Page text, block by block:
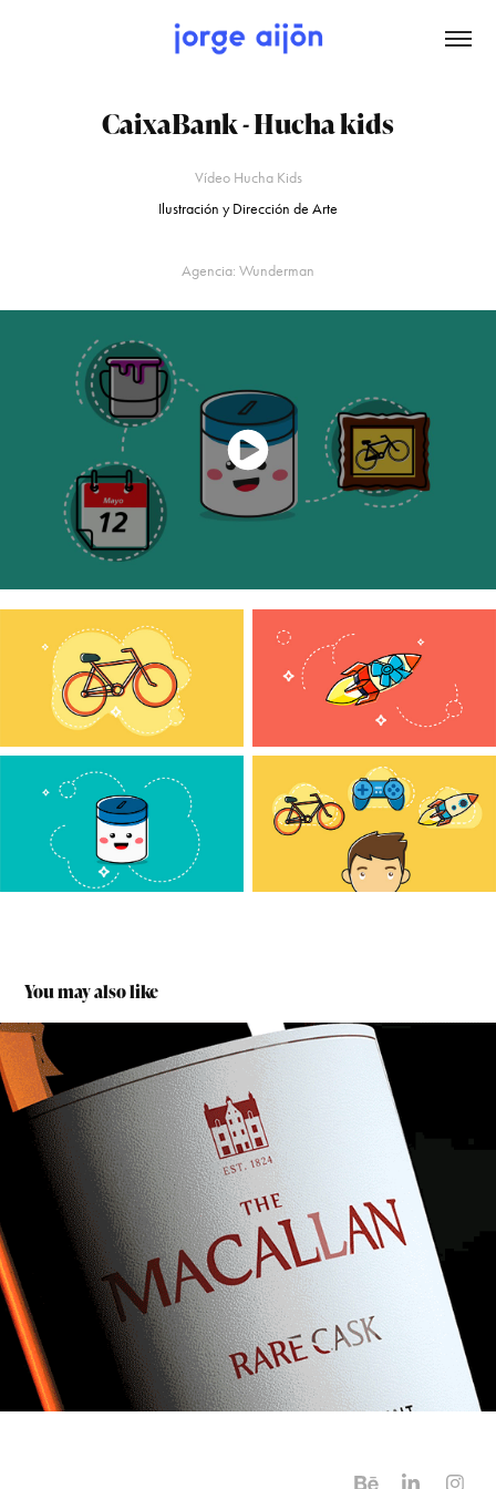
CaixaBank - Hucha kids
Vídeo Hucha Kids
Ilustración y Dirección de Arte
Agencia: Wunderman
You may also like
Rare Cask. The Macallan